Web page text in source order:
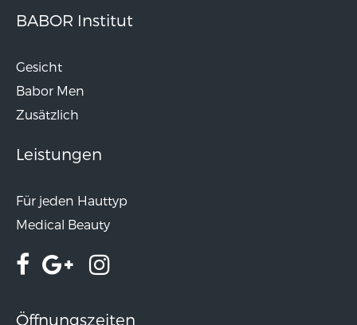
BABOR Institut
Gesicht
Babor Men
Zusätzlich
Leistungen
Für jeden Hauttyp
Medical Beauty
Öffnungszeiten